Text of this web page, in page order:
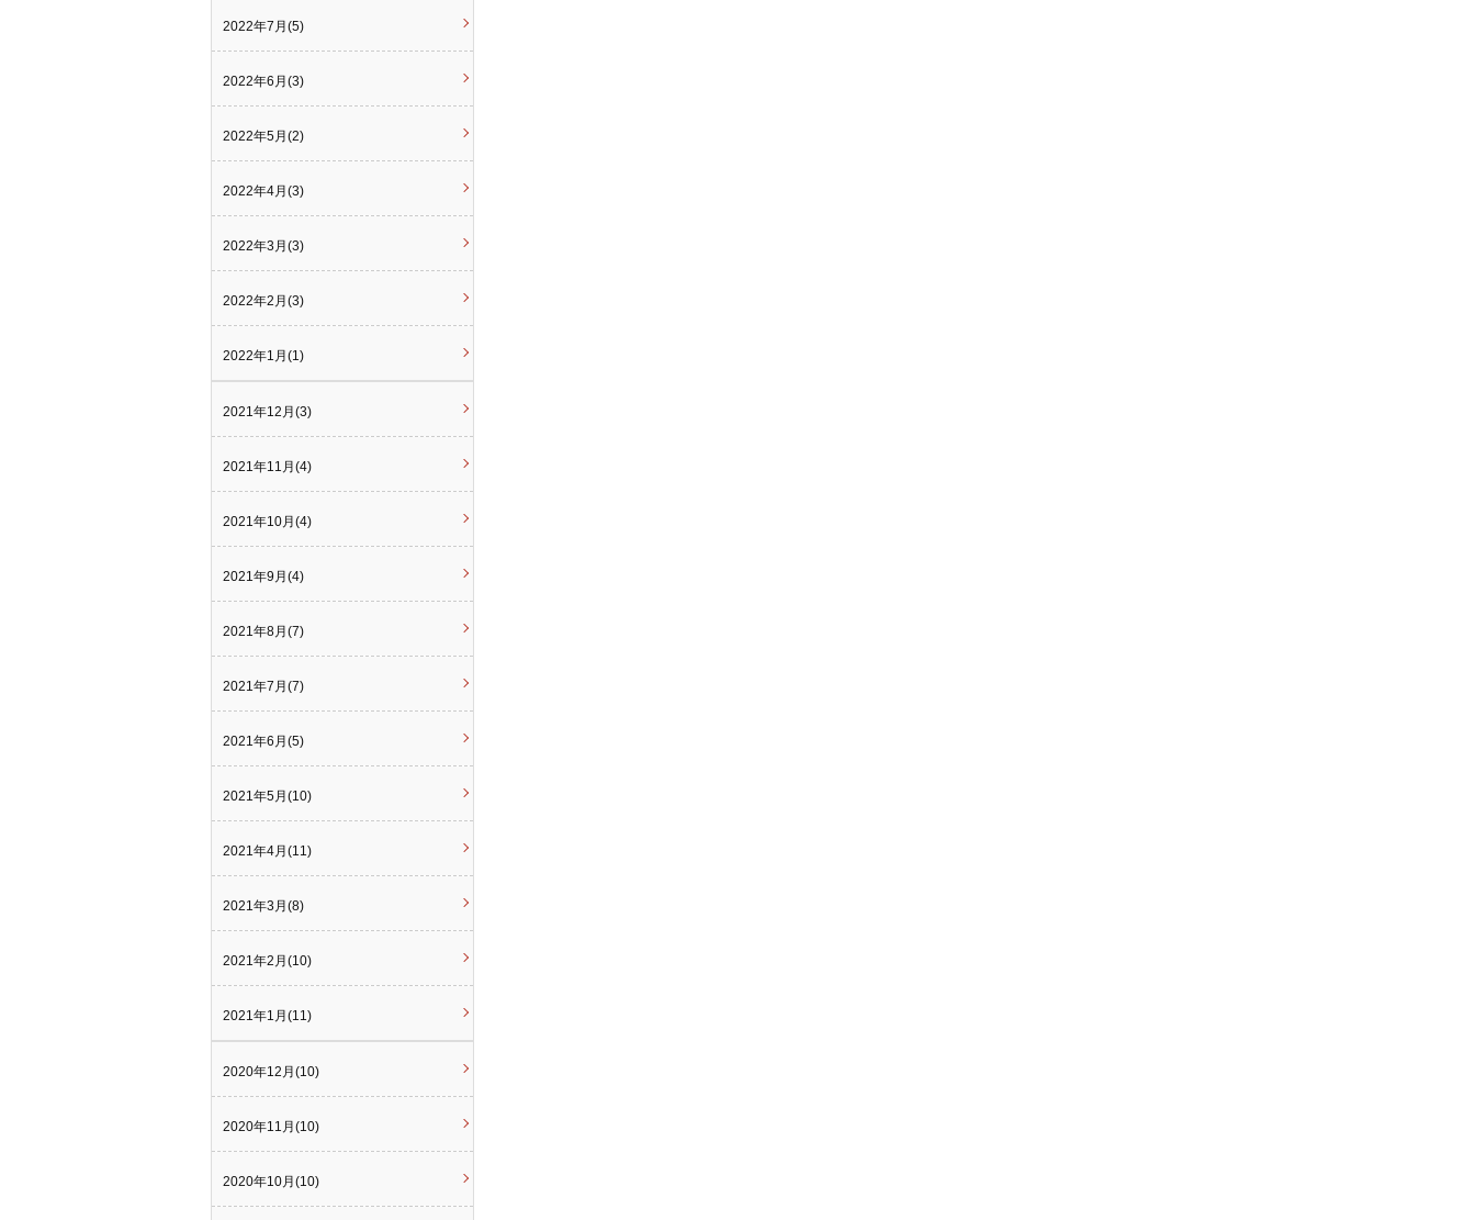
2022年7月(5)
2022年6月(3)
2022年5月(2)
2022年4月(3)
2022年3月(3)
2022年2月(3)
2022年1月(1)
2021年12月(3)
2021年11月(4)
2021年10月(4)
2021年9月(4)
2021年8月(7)
2021年7月(7)
2021年6月(5)
2021年5月(10)
2021年4月(11)
2021年3月(8)
2021年2月(10)
2021年1月(11)
2020年12月(10)
2020年11月(10)
2020年10月(10)